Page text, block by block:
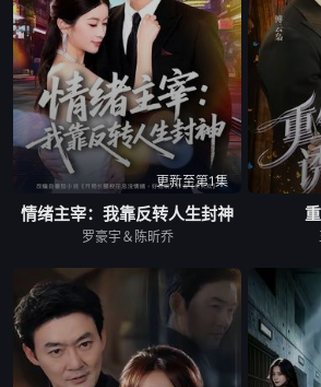
更新至第1集
情绪主宰：我靠反转人生封神
罗豪宇＆陈昕乔